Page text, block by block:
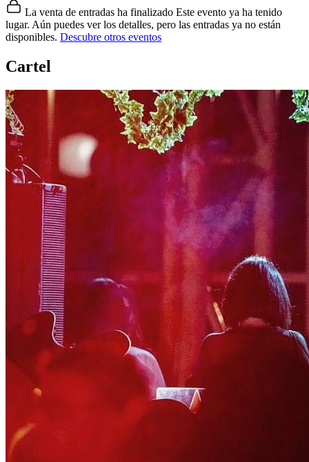
La venta de entradas ha finalizado Este evento ya ha tenido
lugar. Aún puedes ver los detalles, pero las entradas ya no están
disponibles. Descubre otros eventos
Cartel